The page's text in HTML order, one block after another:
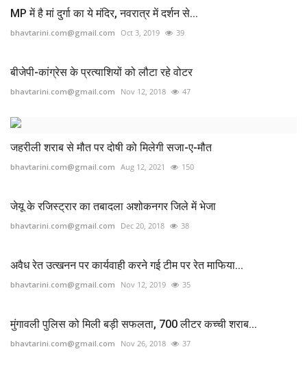
MP में है मां दुर्गा का ये मंदिर, नवरात्र में दर्शन से...
bhavtarini.com@gmail.com Oct 3, 2019 39
बीजेपी-कांग्रेस के प्रत्याशियों को लौटा रहे वोटर
bhavtarini.com@gmail.com Nov 12, 2018 47
जहरीली शराब से मौत पर दोषी को मिलेगी सजा-ए-मौत
bhavtarini.com@gmail.com Aug 12, 2021 150
जेयू के रजिस्ट्रार का तबादला अशोकनगर जिले में भेजा
bhavtarini.com@gmail.com Dec 20, 2018 38
अवैध रेत उत्खनन पर कार्यवाही करने गई टीम पर रेत माफिया...
bhavtarini.com@gmail.com Nov 12, 2019 35
मुंगावली पुलिस को मिली बड़ी सफलता, 700 लीटर कच्ची शराब...
bhavtarini.com@gmail.com Nov 26, 2018 37